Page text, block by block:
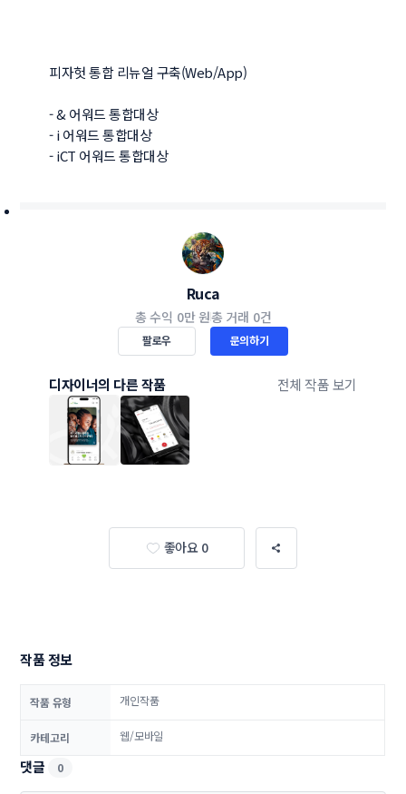
피자헛 통합 리뉴얼 구축(Web/App)
- & 어워드 통합대상
- i 어워드 통합대상
- iCT 어워드 통합대상
Ruca
총 수익 0만 원총 거래 0건
팔로우 문의하기
디자이너의 다른 작품 전체 작품 보기
좋아요 0
작품 정보
작품 유형 개인작품
카테고리 웹/모바일
댓글 0